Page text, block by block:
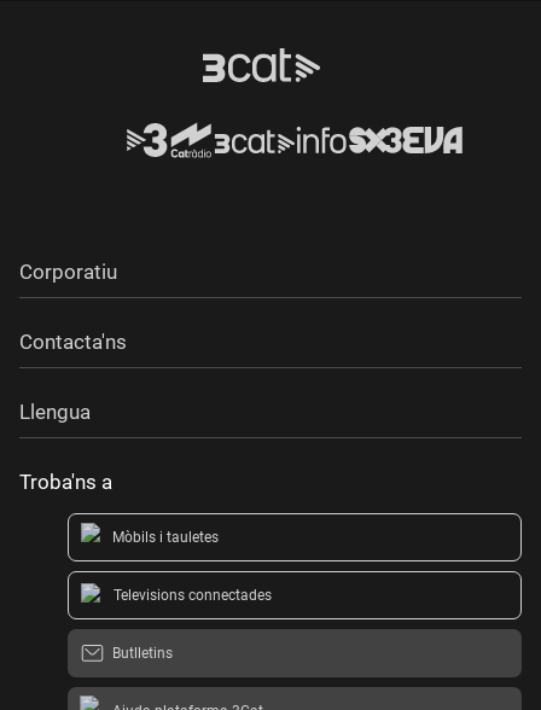
Corporatiu
Contacta'ns
Llengua
Troba'ns a
Mòbils i tauletes
Televisions connectades
Butlletins